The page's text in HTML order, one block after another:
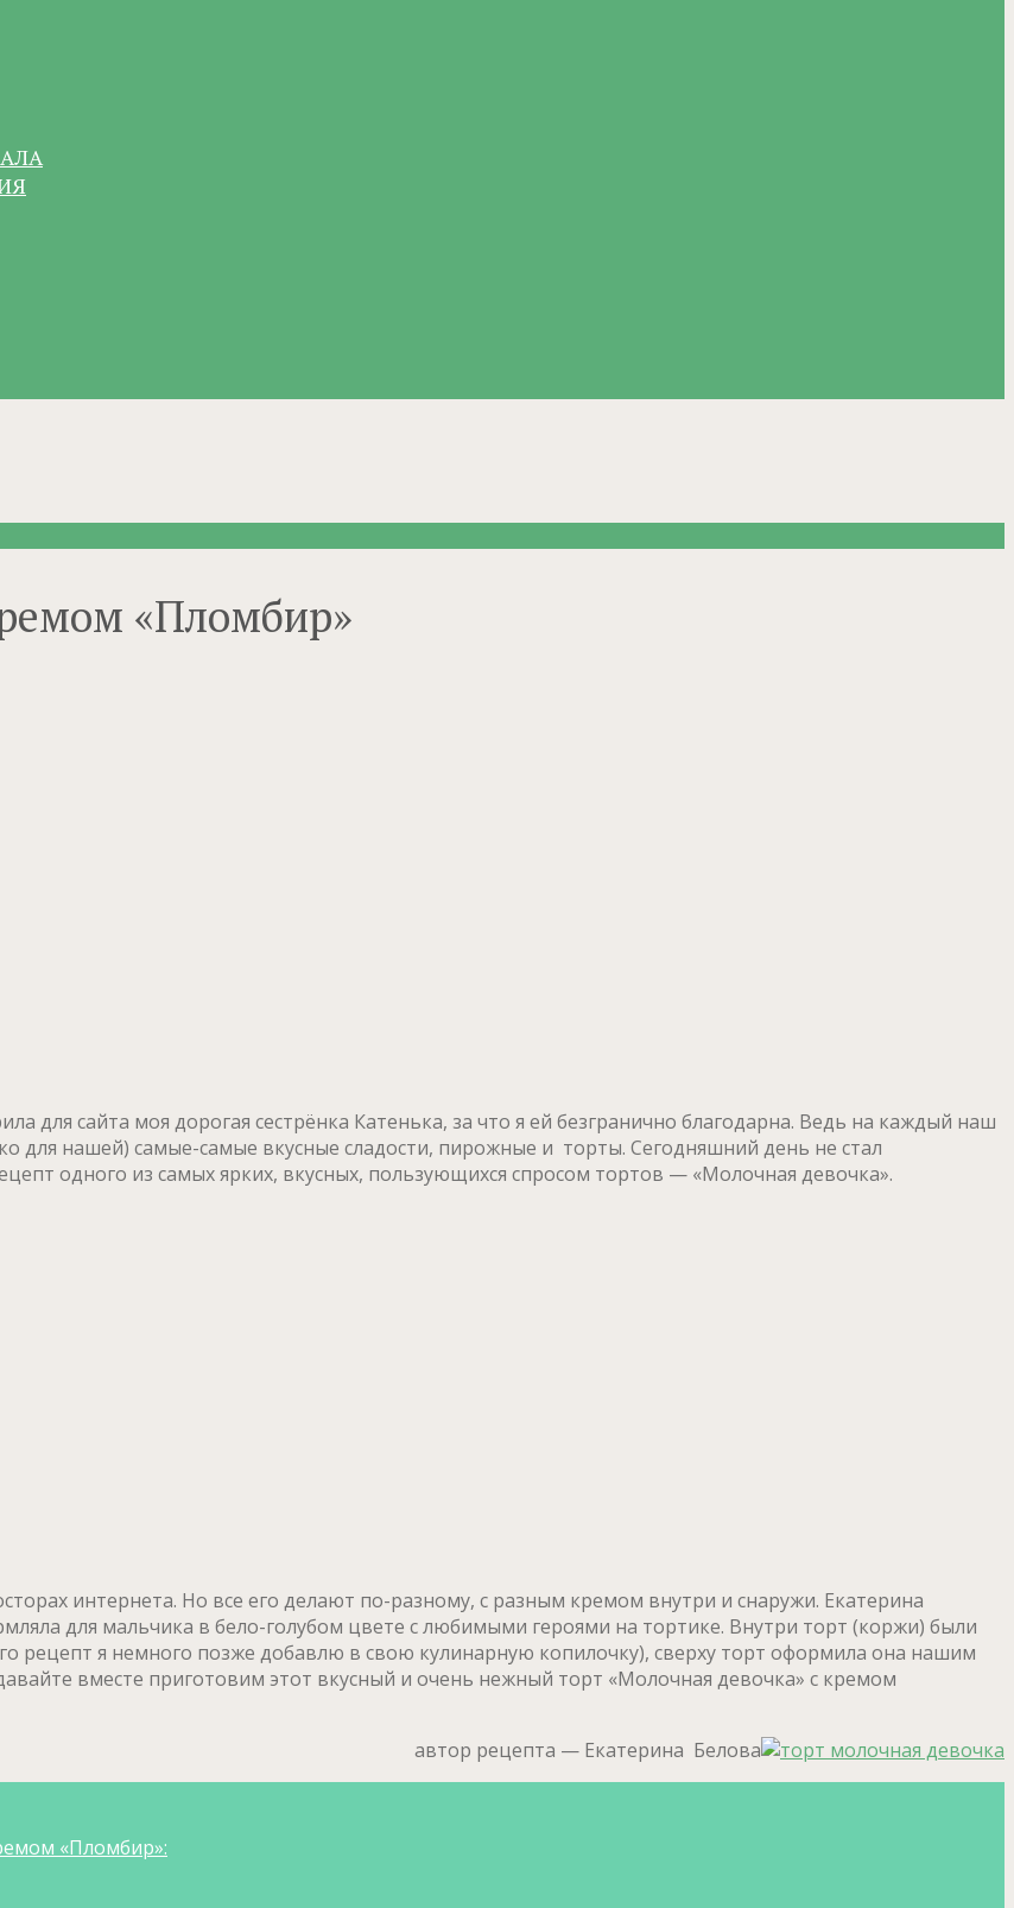
«Пломбир»
для сайта моя дорогая сестрёнка Катенька, за что я ей безгранично благодарна. Ведь на каждый наш
для нашей) самые-самые вкусные сладости, пирожные и торты. Сегодняшний день не стал
одного из самых ярких, вкусных, пользующихся спросом тортов — «Молочная девочка».
интернета. Но все его делают по-разному, с разным кремом внутри и снаружи. Екатерина
для мальчика в бело-голубом цвете с любимыми героями на тортике. Внутри торт (коржи) были
рецепт я немного позже добавлю в свою кулинарную копилочку), сверху торт оформила она нашим
вместе приготовим этот вкусный и очень нежный торт «Молочная девочка» с кремом
автор рецепта — Екатерина Белова
«Пломбир»: